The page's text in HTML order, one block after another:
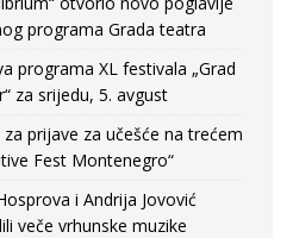
programa Grada teatra
programa XL festivala „Grad
za srijedu, 5. avgust
za prijave za učešće na trećem
Fest Montenegro“
i Andrija Jovović
veče vrhunske muzike